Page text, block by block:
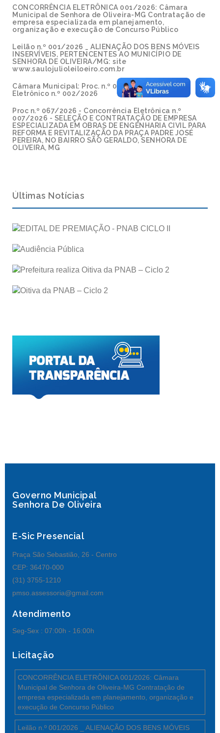
CONCORRÊNCIA ELETRÔNICA 001/2026: Câmara
Municipal de Senhora de Oliveira-MG Contratação de
empresa especializada em planejamento,
organização e execução de Concurso Público
Leilão n.º 001/2026 _ ALIENAÇÃO DOS BENS MÓVEIS
INSERVÍVEIS, PERTENCENTES AO MUNICÍPIO DE
SENHORA DE OLIVEIRA/MG: site
www.saulojulioleiloeiro.com.br
Câmara Municipal: Proc. n.º 002/2026 - Pregão
Eletrônico n.º 002/2026
Proc n.º 067/2026 - Concorrência Eletrônica n.º
007/2026 - SELEÇÃO E CONTRATAÇÃO DE EMPRESA
ESPECIALIZADA EM OBRAS DE ENGENHARIA CIVIL PARA
REFORMA E REVITALIZAÇÃO DA PRAÇA PADRE JOSÉ
PEREIRA, NO BAIRRO SÃO GERALDO, SENHORA DE
OLIVEIRA, MG
Últimas Notícias
Governo Municipal
Senhora De Oliveira
E-Sic Presencial
Praça São Sebastião, 26 - Centro
CEP: 36470-000
(31) 3755-1210
pmso.assessoria@gmail.com
Atendimento
Seg-Sex : 07:00h - 16:00h
Licitação
CONCORRÊNCIA ELETRÔNICA 001/2026: Câmara
Municipal de Senhora de Oliveira-MG Contratação de
empresa especializada em planejamento, organização e
execução de Concurso Público
Leilão n.º 001/2026 _ ALIENAÇÃO DOS BENS MÓVEIS